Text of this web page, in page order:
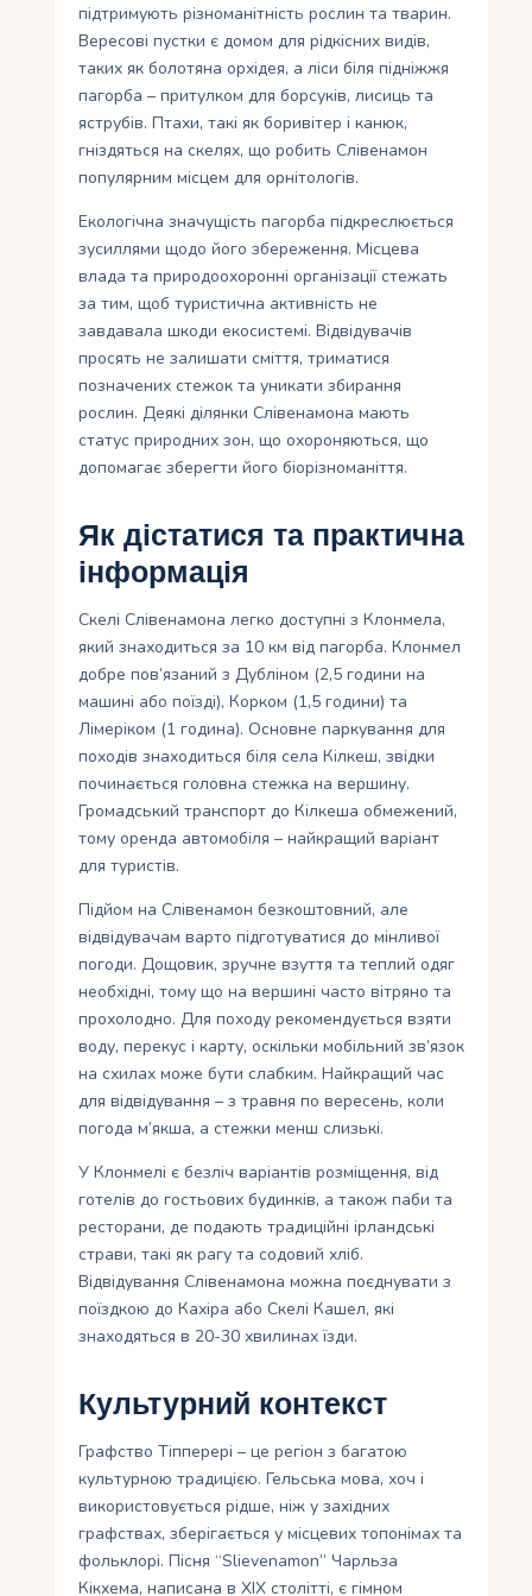
підтримують різноманітність рослин та тварин.
Вересові пустки є домом для рідкісних видів,
таких як болотяна орхідея, а ліси біля підніжжя
пагорба – притулком для борсуків, лисиць та
яструбів. Птахи, такі як боривітер і канюк,
гніздяться на скелях, що робить Слівенамон
популярним місцем для орнітологів.
Екологічна значущість пагорба підкреслюється
зусиллями щодо його збереження. Місцева
влада та природоохоронні організації стежать
за тим, щоб туристична активність не
завдавала шкоди екосистемі. Відвідувачів
просять не залишати сміття, триматися
позначених стежок та уникати збирання
рослин. Деякі ділянки Слівенамона мають
статус природних зон, що охороняються, що
допомагає зберегти його біорізноманіття.
Як дістатися та практична
інформація
Скелі Слівенамона легко доступні з Клонмела,
який знаходиться за 10 км від пагорба. Клонмел
добре пов’язаний з Дубліном (2,5 години на
машині або поїзді), Корком (1,5 години) та
Лімеріком (1 година). Основне паркування для
походів знаходиться біля села Кілкеш, звідки
починається головна стежка на вершину.
Громадський транспорт до Кілкеша обмежений,
тому оренда автомобіля – найкращий варіант
для туристів.
Підйом на Слівенамон безкоштовний, але
відвідувачам варто підготуватися до мінливої ​​
погоди. Дощовик, зручне взуття та теплий одяг
необхідні, тому що на вершині часто вітряно та
прохолодно. Для походу рекомендується взяти
воду, перекус і карту, оскільки мобільний зв’язок
на схилах може бути слабким. Найкращий час
для відвідування – з травня по вересень, коли
погода м’якша, а стежки менш слизькі.
У Клонмелі є безліч варіантів розміщення, від
готелів до гостьових будинків, а також паби та
ресторани, де подають традиційні ірландські
страви, такі як рагу та содовий хліб.
Відвідування Слівенамона можна поєднувати з
поїздкою до Кахіра або Скелі Кашел, які
знаходяться в 20-30 хвилинах їзди.
Культурний контекст
Графство Тіпперері – це регіон з багатою
культурною традицією. Гельська мова, хоч і
використовується рідше, ніж у західних
графствах, зберігається у місцевих топонімах та
фольклорі. Пісня “Slievenamon” Чарльза
Кікхема, написана в XIX столітті, є гімном